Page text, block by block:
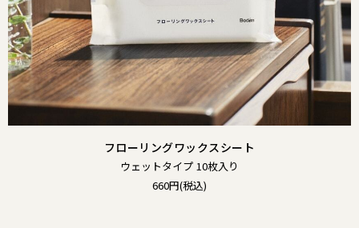
フローリングワックスシート
ウェットタイプ 10枚入り
660円(税込)